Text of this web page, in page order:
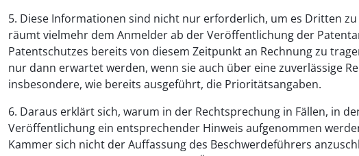
5. Diese Informationen sind nicht nur erforderlich, um es Dritten
räumt vielmehr dem Anmelder ab der Veröffentlichung der
Patentschutzes bereits von diesem Zeitpunkt an Rechnung zu
nur dann erwartet werden, wenn sie auch über eine zuverlässige
insbesondere, wie bereits ausgeführt, die Prioritätsangaben.
6. Daraus erklärt sich, warum in der Rechtsprechung in Fällen, in
Veröffentlichung ein entsprechender Hinweis aufgenommen
Kammer sich nicht der Auffassung des Beschwerdeführers